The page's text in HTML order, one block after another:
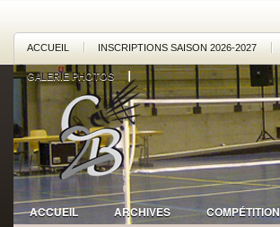
ACCUEIL INSCRIPTIONS SAISON 2026-2027
GALERIE PHOTOS
ACCUEIL ARCHIVES COMPÉTITION